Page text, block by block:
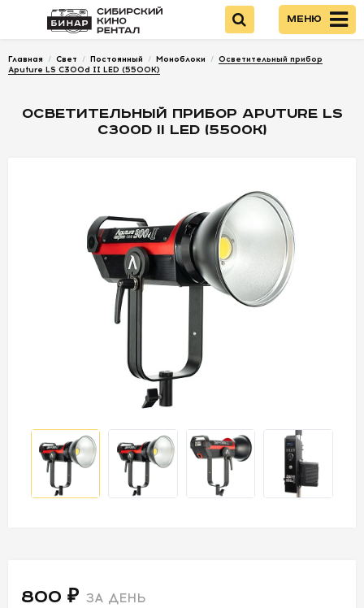
Войти
НОВИНКИ
ОПЕРАТОРСКОЕ
АКСЕССУАРЫ
ДЛЯ СЪЕМОК
АРЕНДА
Меню
Главная / Свет / Постоянный / Моноблоки / Осветительный прибор
Aputure LS C300d II LED (5500К)
ОСВЕТИТЕЛЬНЫЙ ПРИБОР APUTURE LS
C300D II LED (5500К)
800 ₽ ЗА ДЕНЬ